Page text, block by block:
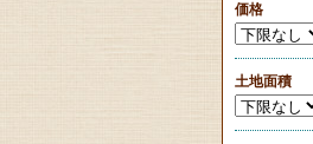
価格
土地面積